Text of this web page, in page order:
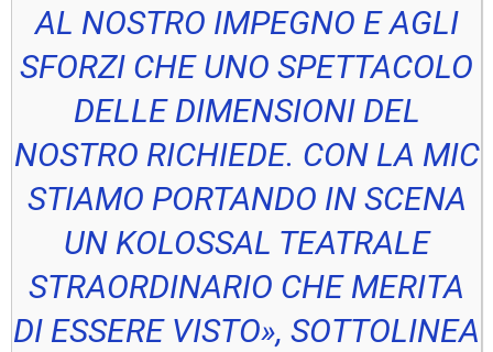
AL NOSTRO IMPEGNO E AGLI
SFORZI CHE UNO SPETTACOLO
DELLE DIMENSIONI DEL
NOSTRO RICHIEDE. CON LA MIC
STIAMO PORTANDO IN SCENA
UN KOLOSSAL TEATRALE
STRAORDINARIO CHE MERITA
DI ESSERE VISTO», SOTTOLINEA